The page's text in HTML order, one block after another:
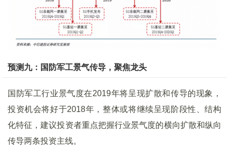
预测九： 国防军工景气传导，聚焦龙头
国防军工行业景气度在2019年将呈现扩散和传导的现象，
投资机会将好于2018年，整体或将继续呈现阶段性、结构
化特征，建议投资者重点把握行业景气度的横向扩散和纵向
传导两条投资主线。